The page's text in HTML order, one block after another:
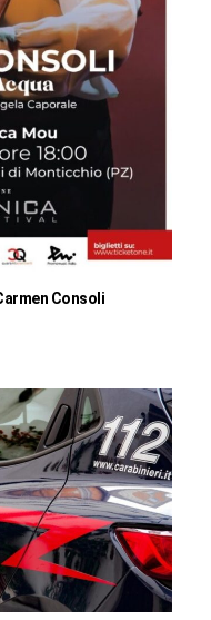
Consoli